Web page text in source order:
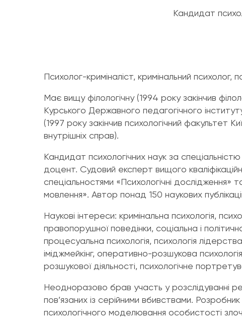
Кандидат
Психолог-криміналіст, кримінальний психолог,
Має вищу філологічну (1994 року закінчив
Курського Державного педагогічного
(1997 року закінчив психологічний факультет
внутрішніх справ).
Кандидат психологічних наук за
доцент. Судовий експерт вищого
спеціальностями «Психологічні дослідження»
мовлення». Автор понад 150 наукових
Наукові інтереси: кримінальна психологія,
правопорушної поведінки, соціальна і
процесуальна психологія, психологія
іміджмейкінг, оперативно-розшукова
розшукової діяльності, психологічне
Неодноразово брав участь у розслідуванні
пов’язаних із серійними вбивствами.
психологічного моделювання особистості